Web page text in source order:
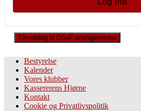
Tilmelding til DSoF arrangementer
Bestyrelse
Kalender
Vores klubber
Kassererens Hjørne
Kontakt
Cookie og Privatlivspolitik